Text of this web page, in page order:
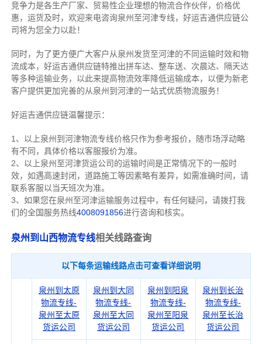
竞争力是各生产厂家、贸易性企业理想的物流合作伙伴，价格优
惠，运货及时，欢迎来电咨询泉州至河津专线，好运吉通供应链公
司将为您全力以赴！
同时，为了更方便广大客户从泉州发货至河津的不同运输时效和物
流成本，好运吉通供应链特推出拼车达、整车送、次晨达、隔天达
等多种运输业务，以此来提高物流效率降低运输成本，以便为新老
客户提供更加完善的从泉州到河津的一站式优质物流服务！
好运吉通供应链温馨提示：
1、以上泉州到河津物流专线价格只作为参考报价，随市场浮动略
有不同，具体价格以客服报价为准。
2、以上泉州 至河津货运公司的运输时间是正常情况下的一般时
效，如遇高速封闭，道路施工等因素略有差异，如需准确时间，请
联系客服以当天班次为准。
3、如果您在泉州 至河津运输服务过程中，有任何疑问，请拨打我
们的全国服务热线4008091856进行咨询和核实。
泉州到山西物流专线相关线路查询
以下每条运输线路点击可查看详细说明
泉州到太原
物流专线-
泉州至太原
货运公司
泉州到大同
物流专线-
泉州至大同
货运公司
泉州到阳泉
物流专线-
泉州至阳泉
货运公司
泉州到长治
物流专线-
泉州至长治
货运公司